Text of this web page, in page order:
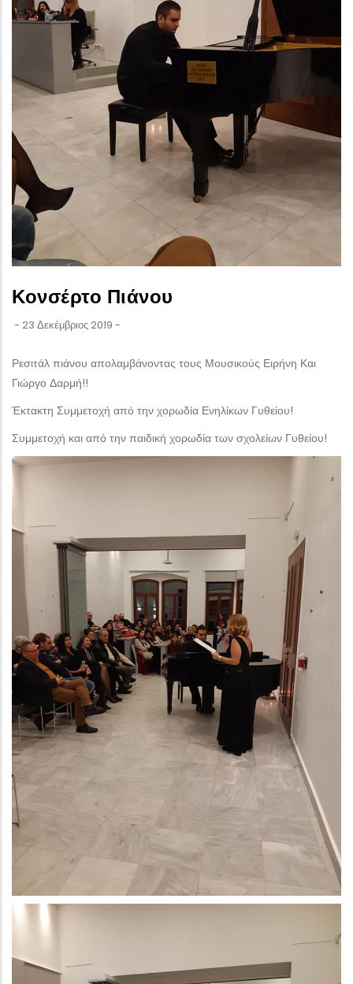
Κονσέρτο Πιάνου
- 23 Δεκέμβριος 2019 -
Ρεσιτάλ πιάνου απολαμβάνοντας τους Μουσικούς Ειρήνη Και
Γιώργο Δαρμή!!
Έκτακτη Συμμετοχή από την χορωδία Ενηλίκων Γυθείου!
Συμμετοχή και από την παιδική χορωδία των σχολείων Γυθείου!